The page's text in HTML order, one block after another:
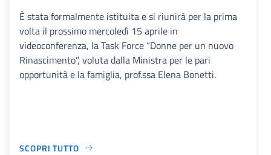
È stata formalmente istituita e si riunirà per la prima
volta il prossimo mercoledì 15 aprile in
videoconferenza, la Task Force “Donne per un nuovo
Rinascimento”, voluta dalla Ministra per le pari
opportunità e la famiglia, prof.ssa Elena Bonetti.
SCOPRI TUTTO